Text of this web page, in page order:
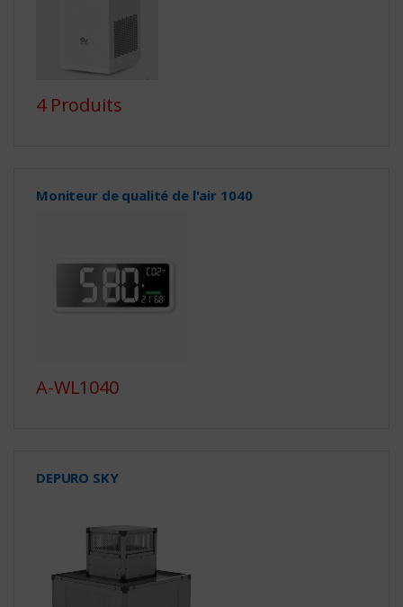
4 Produits
Moniteur de qualité de l'air 1040
A-WL1040
DEPURO SKY